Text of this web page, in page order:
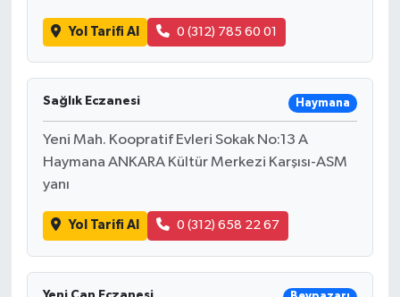
Yol Tarifi Al 0 (312) 785 60 01
Sağlık Eczanesi Haymana
Yeni Mah. Koopratif Evleri Sokak No:13 A
Haymana ANKARA Kültür Merkezi Karşısı-ASM
yanı
Yol Tarifi Al 0 (312) 658 22 67